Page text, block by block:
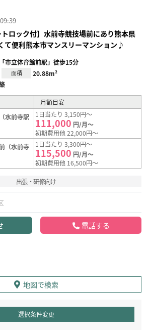
トロック付】水前寺競技場前にあり熊本県
て便利熊本市マンスリーマンション♪
市立体育館前駅」徒歩15分
面積 20.88m²
月額目安
水前寺駅
1日当たり 3,150円～
111,000 円/月～
初期費用他 22,000円～
（水前寺
1日当たり 3,300円～
115,500 円/月～
初期費用他 16,500円～
出張・研修向け
電話する
地図で検索
選択条件変更